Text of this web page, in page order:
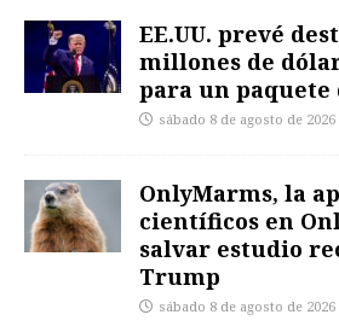
EE.UU. prevé
millones de
para un paquete
sábado 8 de agosto de 2026
OnlyMarms, la
científicos en
salvar estudio
Trump
sábado 8 de agosto de 2026